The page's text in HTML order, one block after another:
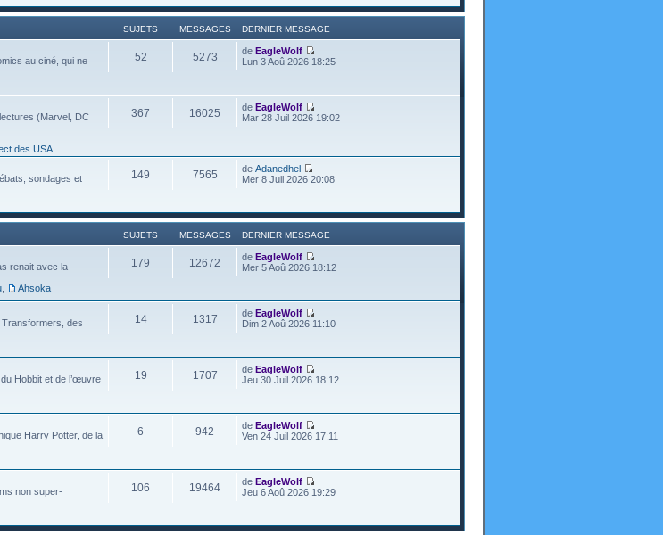
SUJETS MESSAGES DERNIER MESSAGE
au ciné, qui ne
52 5273 deEagleWolf
Lun 3 Aoû 2026 18:25
(Marvel, DC
des USA
367 16025 deEagleWolf
Mar 28 Juil 2026 19:02
sondages et
149 7565 deAdanedhel
Mer 8 Juil 2026 20:08
SUJETS MESSAGES DERNIER MESSAGE
renait avec la
Ahsoka
179 12672 deEagleWolf
Mer 5 Aoû 2026 18:12
des
14 1317 deEagleWolf
Dim 2 Aoû 2026 11:10
Hobbit et de l’œuvre
19 1707 deEagleWolf
Jeu 30 Juil 2026 18:12
Harry Potter, de la
6 942 deEagleWolf
Ven 24 Juil 2026 17:11
non super-
106 19464 deEagleWolf
Jeu 6 Aoû 2026 19:29